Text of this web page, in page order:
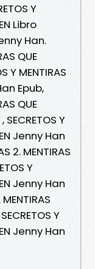
Y
Libro
Han.
QUE
Y MENTIRAS
Epub,
QUE
Y
Jenny Han
2. MENTIRAS
Y
Jenny Han
Y
Jenny Han